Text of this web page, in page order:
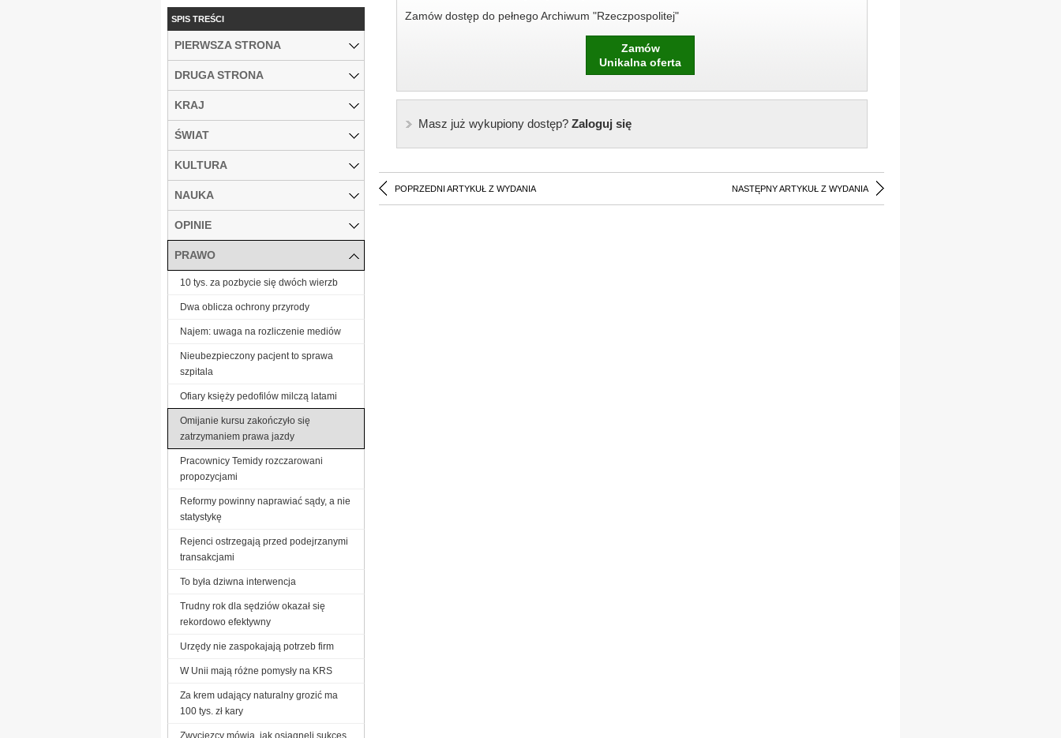
Zamów dostęp do pełnego Archiwum "Rzeczpospolitej"
Zamów
Unikalna oferta
Masz już wykupiony dostęp?Zaloguj się
POPRZEDNI ARTYKUŁ Z WYDANIA NASTĘPNY ARTYKUŁ Z WYDANIA
SPIS TREŚCI
PIERWSZA STRONA
DRUGA STRONA
KRAJ
ŚWIAT
KULTURA
NAUKA
OPINIE
PRAWO
10 tys. za pozbycie się dwóch wierzb
Dwa oblicza ochrony przyrody
Najem: uwaga na rozliczenie mediów
Nieubezpieczony pacjent to sprawa
szpitala
Ofiary księży pedofilów milczą latami
Omijanie kursu zakończyło się
zatrzymaniem prawa jazdy
Pracownicy Temidy rozczarowani
propozycjami
Reformy powinny naprawiać sądy, a nie
statystykę
Rejenci ostrzegają przed podejrzanymi
transakcjami
To była dziwna interwencja
Trudny rok dla sędziów okazał się
rekordowo efektywny
Urzędy nie zaspokajają potrzeb firm
W Unii mają różne pomysły na KRS
Za krem udający naturalny grozić ma
100 tys. zł kary
Zwycięzcy mówią, jak osiągnęli sukces